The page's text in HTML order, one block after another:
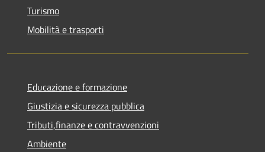
Turismo
Mobilità e trasporti
Educazione e formazione
Giustizia e sicurezza pubblica
Tributi,finanze e contravvenzioni
Ambiente